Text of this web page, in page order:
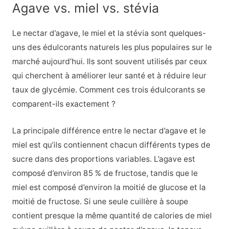
Agave vs. miel vs. stévia
Le nectar d’agave, le miel et la stévia sont quelques-
uns des édulcorants naturels les plus populaires sur le
marché aujourd’hui. Ils sont souvent utilisés par ceux
qui cherchent à améliorer leur santé et à réduire leur
taux de glycémie. Comment ces trois édulcorants se
comparent-ils exactement ?
La principale différence entre le nectar d’agave et le
miel est qu’ils contiennent chacun différents types de
sucre dans des proportions variables. L’agave est
composé d’environ 85 % de fructose, tandis que le
miel est composé d’environ la moitié de glucose et la
moitié de fructose. Si une seule cuillère à soupe
contient presque la même quantité de calories de miel